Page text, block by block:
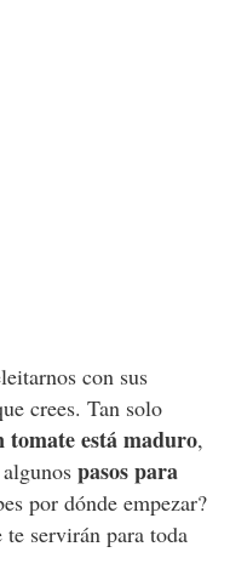
con sus
crees. Tan solo
está maduro,
pasos para
por dónde empezar?
te servirán para toda